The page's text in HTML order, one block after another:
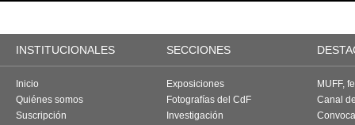
INSTITUCIONALES SECCIONES
Inicio
Quiénes somos
Suscripción
Exposiciones
Fotografías del CdF
Investigación
MUFF,
Canal